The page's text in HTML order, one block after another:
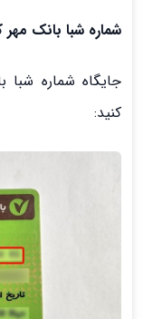
شماره شبا بانک
جایگاه شماره شبا
کنید: